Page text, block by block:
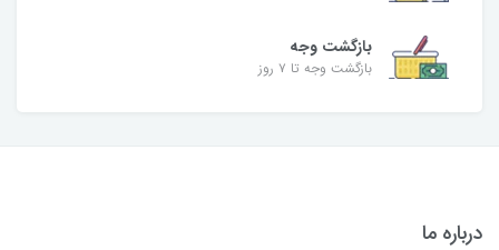
بازگشت وجه
بازگشت وجه تا ۷ روز
درباره ما